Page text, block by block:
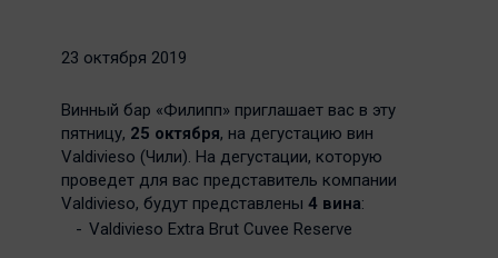
23 октября 2019
Винный бар «Филипп» приглашает вас в эту
пятницу, 25 октября, на дегустацию вин
Valdivieso (Чили). На дегустации, которую
проведет для вас представитель компании
Valdivieso, будут представлены 4 вина:
Valdivieso Extra Brut Cuvee Reserve